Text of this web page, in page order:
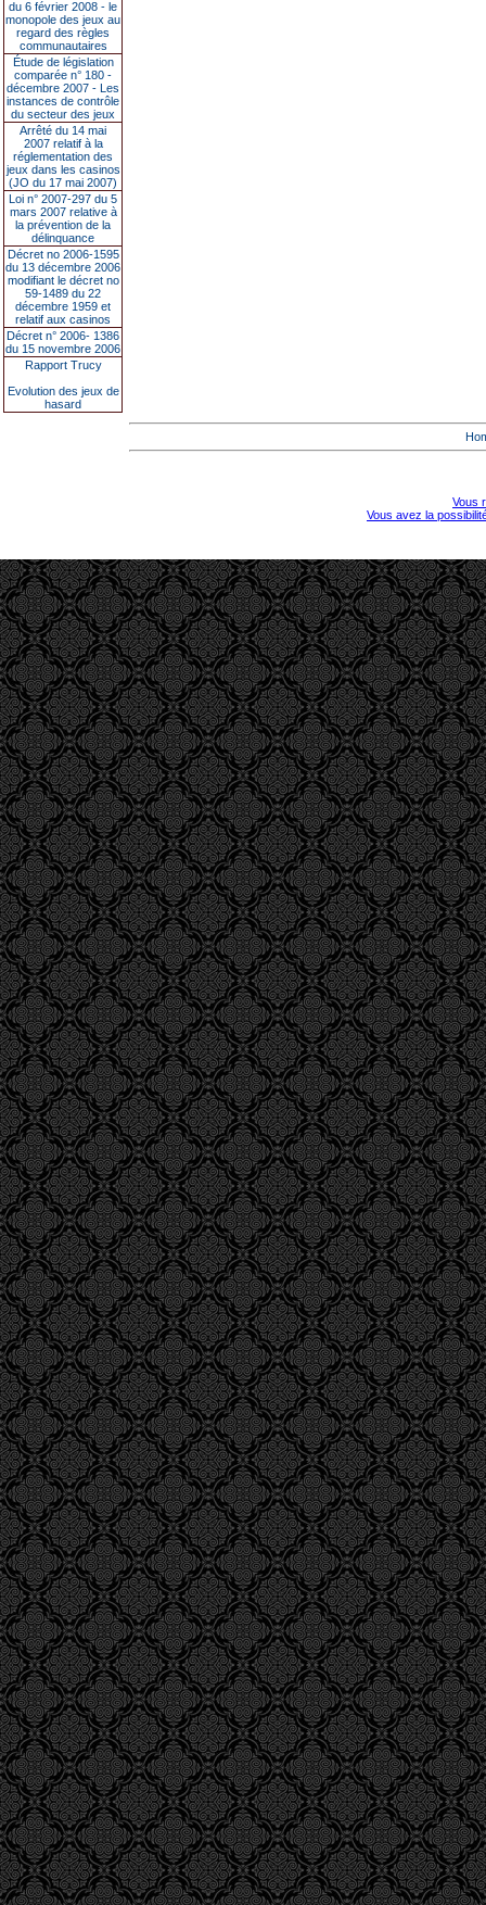
du 6 février 2008 - le
monopole des jeux au
regard des règles
communautaires
Étude de législation
comparée n° 180 -
décembre 2007 - Les
instances de contrôle
du secteur des jeux
Arrêté du 14 mai
2007 relatif à la
réglementation des
jeux dans les casinos
(JO du 17 mai 2007)
Loi n° 2007-297 du 5
mars 2007 relative à
la prévention de la
délinquance
Décret no 2006-1595
du 13 décembre 2006
modifiant le décret no
59-1489 du 22
décembre 1959 et
relatif aux casinos
Décret n° 2006- 1386
du 15 novembre 2006
Rapport Trucy
Evolution des jeux de
hasard
Vous
Vous avez la